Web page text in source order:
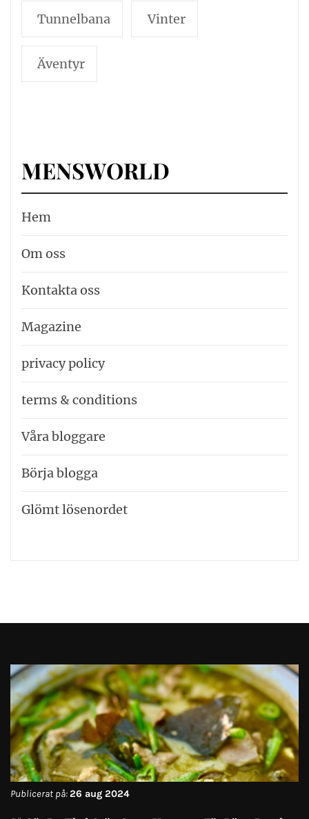
Tunnelbana Vinter
Äventyr
MENSWORLD
Hem
Om oss
Kontakta oss
Magazine
privacy policy
terms & conditions
Våra bloggare
Börja blogga
Glömt lösenordet
Publicerat på:26 aug 2024